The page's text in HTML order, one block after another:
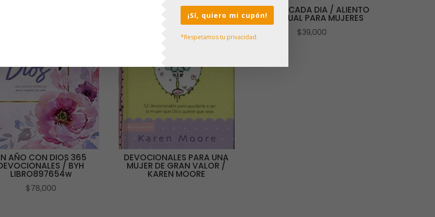
AÑO CON DIOS 365
/ BYH
LIBRO897654w
$78,000
DEVOCIONALES PARA UNA
MUJER DE GRAN VALOR /
KAREN MOORE
FE PARA CADA DIA / ALIENTO
ESPIRITUAL PARA MUJERES
$39,000
¡Sí, quiero mi cupón!
*Respetamos tu privacidad.